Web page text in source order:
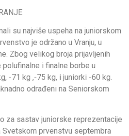
su najviše uspeha na juniorskom
je održano u Vranju, u
Zbog velikog broja prijavljenih
i finalne borbe u
-71 kg ,-75 kg, i juniorki -60 kg.
odrađeni na Seniorskom
za sastav juniorske reprezentacije
Svetskom prvenstvu septembra